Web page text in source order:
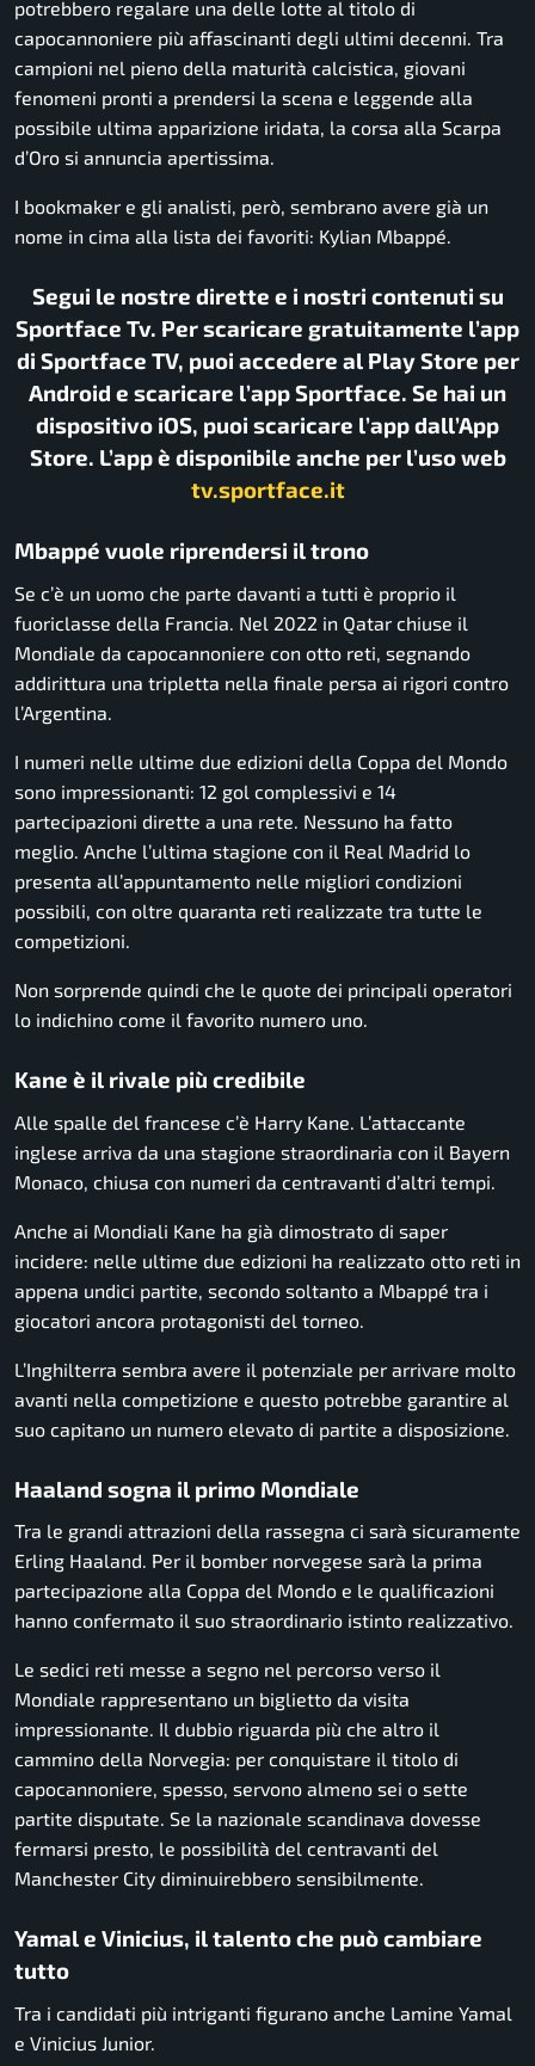
potrebbero regalare una delle lotte al titolo di
capocannoniere più affascinanti degli ultimi decenni. Tra
campioni nel pieno della maturità calcistica, giovani
fenomeni pronti a prendersi la scena e leggende alla
possibile ultima apparizione iridata, la corsa alla Scarpa
d’Oro si annuncia apertissima.
I bookmaker e gli analisti, però, sembrano avere già un
nome in cima alla lista dei favoriti: Kylian Mbappé.
Segui le nostre dirette e i nostri contenuti su
Sportface Tv. Per scaricare gratuitamente l’app
di Sportface TV, puoi accedere al Play Store per
Android e scaricare l’app Sportface. Se hai un
dispositivo iOS, puoi scaricare l’app dall’App
Store. L’app è disponibile anche per l’uso web
tv.sportface.it
Mbappé vuole riprendersi il trono
Se c’è un uomo che parte davanti a tutti è proprio il
fuoriclasse della Francia. Nel 2022 in Qatar chiuse il
Mondiale da capocannoniere con otto reti, segnando
addirittura una tripletta nella finale persa ai rigori contro
l’Argentina.
I numeri nelle ultime due edizioni della Coppa del Mondo
sono impressionanti: 12 gol complessivi e 14
partecipazioni dirette a una rete. Nessuno ha fatto
meglio. Anche l’ultima stagione con il Real Madrid lo
presenta all’appuntamento nelle migliori condizioni
possibili, con oltre quaranta reti realizzate tra tutte le
competizioni.
Non sorprende quindi che le quote dei principali operatori
lo indichino come il favorito numero uno.
Kane è il rivale più credibile
Alle spalle del francese c’è Harry Kane. L’attaccante
inglese arriva da una stagione straordinaria con il Bayern
Monaco, chiusa con numeri da centravanti d’altri tempi.
Anche ai Mondiali Kane ha già dimostrato di saper
incidere: nelle ultime due edizioni ha realizzato otto reti in
appena undici partite, secondo soltanto a Mbappé tra i
giocatori ancora protagonisti del torneo.
L’Inghilterra sembra avere il potenziale per arrivare molto
avanti nella competizione e questo potrebbe garantire al
suo capitano un numero elevato di partite a disposizione.
Haaland sogna il primo Mondiale
Tra le grandi attrazioni della rassegna ci sarà sicuramente
Erling Haaland. Per il bomber norvegese sarà la prima
partecipazione alla Coppa del Mondo e le qualificazioni
hanno confermato il suo straordinario istinto realizzativo.
Le sedici reti messe a segno nel percorso verso il
Mondiale rappresentano un biglietto da visita
impressionante. Il dubbio riguarda più che altro il
cammino della Norvegia: per conquistare il titolo di
capocannoniere, spesso, servono almeno sei o sette
partite disputate. Se la nazionale scandinava dovesse
fermarsi presto, le possibilità del centravanti del
Manchester City diminuirebbero sensibilmente.
Yamal e Vinicius, il talento che può cambiare
tutto
Tra i candidati più intriganti figurano anche Lamine Yamal
e Vinicius Junior.